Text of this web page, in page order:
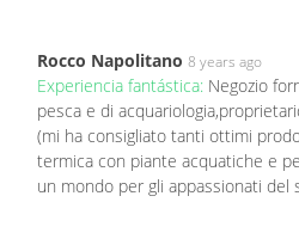
Rocco Napolitano 8 years ago
Experiencia fantástica: Negozio
pesca e di
(mi ha consigliato tanti ottimi
termica con piante acquatiche e
un mondo per gli appassionati